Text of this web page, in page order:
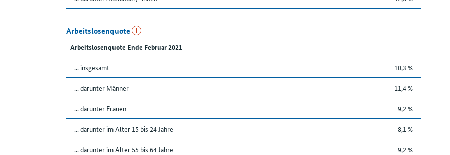
Arbeitslosenquote
Arbeitslosenquote Ende Februar 2021
... insgesamt 10,3 %
... darunter Männer 11,4 %
... darunter Frauen 9,2 %
... darunter im Alter 15 bis 24 Jahre 8,1 %
... darunter im Alter 55 bis 64 Jahre 9,2 %